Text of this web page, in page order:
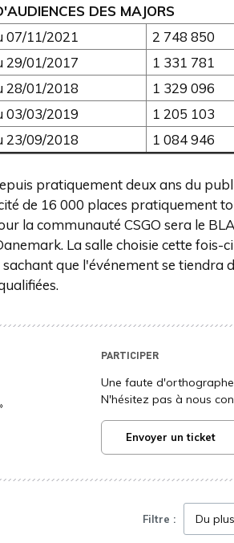
DES MAJORS
07/11/2021
2 748 850
29/01/2017
1 331 781
28/01/2018
1 329 096
03/03/2019
1 205 103
23/09/2018 1 084 946
pratiquement deux ans du
de 16 000 places pratiquement
la communauté CSGO sera le
La salle choisie cette fois-
que l'événement se tiendra
PARTICIPER
Une faute
N'hésitez pas à nous
Envoyer un ticket
Filtre :